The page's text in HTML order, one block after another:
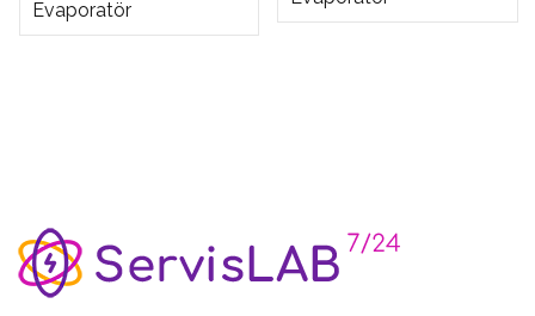
Evaporatör